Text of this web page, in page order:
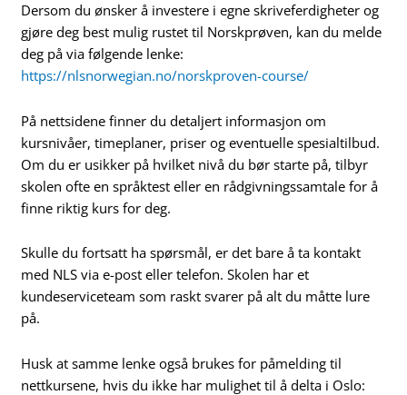
Dersom du ønsker å investere i egne skriveferdigheter og
gjøre deg best mulig rustet til Norskprøven, kan du melde
deg på via følgende lenke:
https://nlsnorwegian.no/norskproven-course/
På nettsidene finner du detaljert informasjon om
kursnivåer, timeplaner, priser og eventuelle spesialtilbud.
Om du er usikker på hvilket nivå du bør starte på, tilbyr
skolen ofte en språktest eller en rådgivningssamtale for å
finne riktig kurs for deg.
Skulle du fortsatt ha spørsmål, er det bare å ta kontakt
med NLS via e-post eller telefon. Skolen har et
kundeserviceteam som raskt svarer på alt du måtte lure
på.
Husk at samme lenke også brukes for påmelding til
nettkursene, hvis du ikke har mulighet til å delta i Oslo: